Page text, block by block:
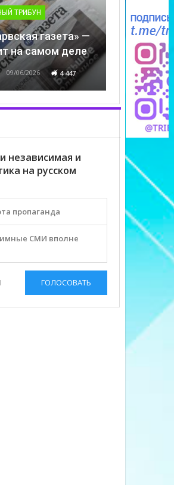
ТРИБУН
газета» —
на самом деле
09/06/2026 4 447
независимая и
на русском
пропаганда
СМИ вполне
ГОЛОСОВАТЬ